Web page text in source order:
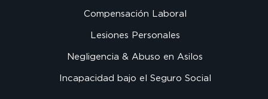
Compensación Laboral
Lesiones Personales
Negligencia & Abuso en Asilos
Incapacidad bajo el Seguro Social